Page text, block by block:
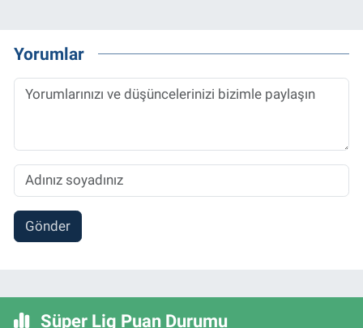
Yorumlar
Gönder
Süper Lig Puan Durumu